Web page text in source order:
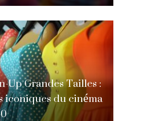
Up Grandes Tailles :
iconiques du cinéma